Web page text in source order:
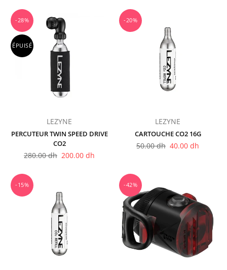
-28%
ÉPUISÉ
LEZYNE
PERCUTEUR TWIN SPEED DRIVE
CO2
Prix
280.00 dh 200.00 dh
-20%
LEZYNE
CARTOUCHE CO2 16G
Prix
50.00 dh 40.00 dh
-15% -42%